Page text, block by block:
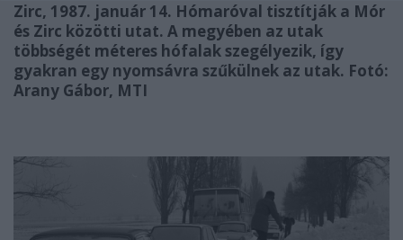
Zirc, 1987. január 14. Hómaróval tisztítják a Mór
és Zirc közötti utat. A megyében az utak
többségét méteres hófalak szegélyezik, így
gyakran egy nyomsávra szűkülnek az utak. Fotó:
Arany Gábor, MTI